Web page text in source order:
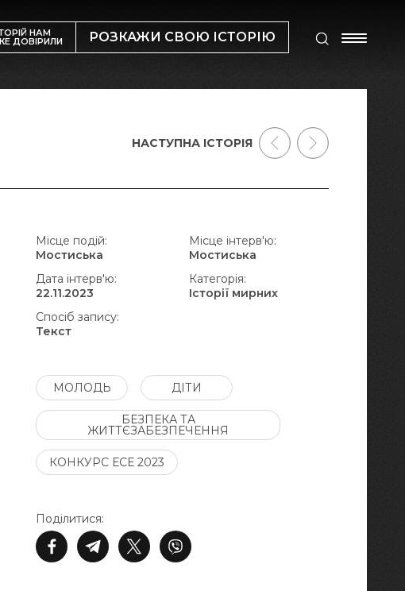
НАМ
ДОВІРИЛИ РОЗКАЖИ СВОЮ ІСТОРІЮ
Поділитися:
Місце подій:
Мостиська
Місце інтерв'ю:
Мостиська
Дата інтерв'ю:
22.11.2023
Категорія:
Історії мирних
Спосіб запису:
Текст
МОЛОДЬ ДІТИ
БЕЗПЕКА ТА
ЖИТТЄЗАБЕЗПЕЧЕННЯ
КОНКУРС ЕСЕ 2023
НАСТУПНА ІСТОРІЯ